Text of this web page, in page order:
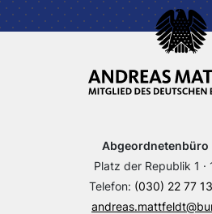
Abgeordnetenbüro
Platz der Republik 1 ·
Telefon: (030) 22 77